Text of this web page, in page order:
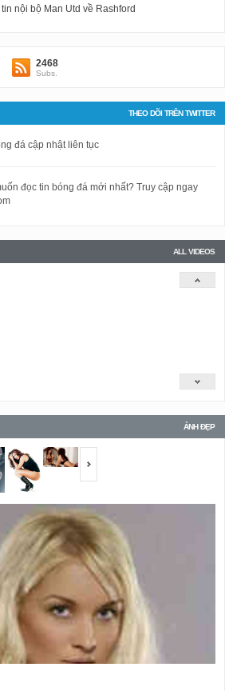
nội bộ Man Utd về Rashford
2468
Subs.
THEO DÕI TRÊN TWITTER
đá cập nhật liên tục
đọc tin bóng đá mới nhất? Truy cập ngay
ALL VIDEOS
ẢNH ĐẸP